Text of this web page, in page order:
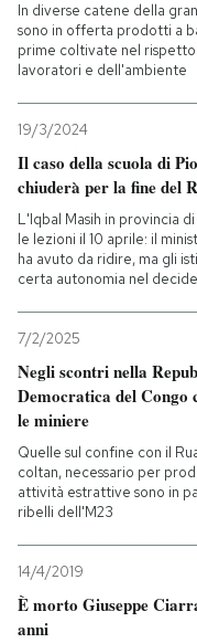
In diverse catene della
sono in offerta prodotti a
prime coltivate nel
lavoratori e dell'ambiente
19/3/2024
Il caso della scuola di
chiuderà per la fine del
L'Iqbal Masih in provincia
le lezioni il 10 aprile: il
ha avuto da ridire, ma gli
certa autonomia nel
7/2/2025
Negli scontri nella
Democratica del Congo
le miniere
Quelle sul confine con il
coltan, necessario per
attività estrattive sono in
ribelli dell'M23
14/4/2019
È morto Giuseppe
anni